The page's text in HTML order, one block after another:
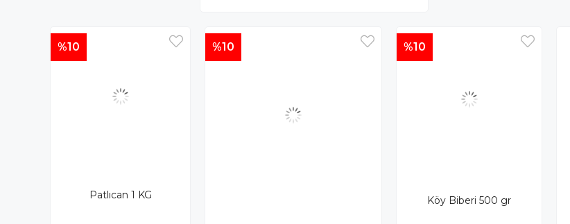
Patlıcan 1 KG
%10 %10
Köy Biberi 500 gr
%10